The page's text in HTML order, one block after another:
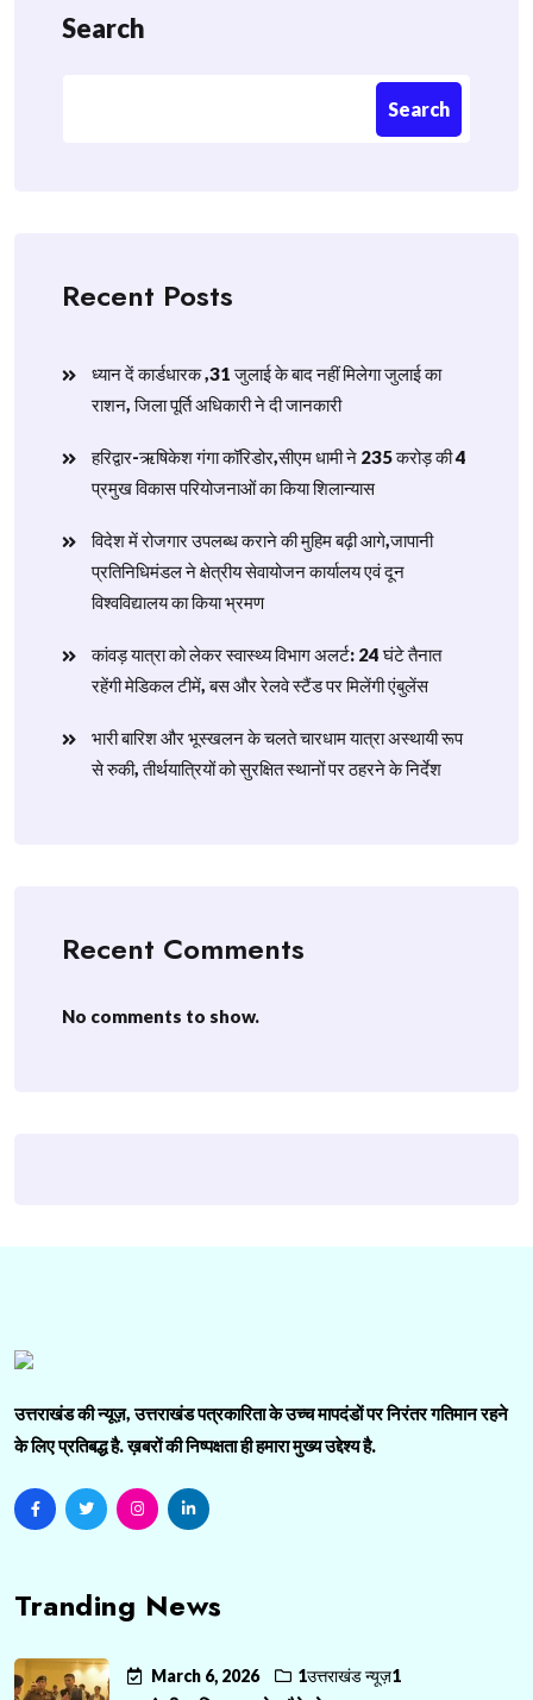
Search
Search
Recent Posts
ध्यान दें कार्डधारक ,31 जुलाई के बाद नहीं मिलेगा जुलाई का
राशन, जिला पूर्ति अधिकारी ने दी जानकारी
हरिद्वार-ऋषिकेश गंगा कॉरिडोर,सीएम धामी ने 235 करोड़ की 4
प्रमुख विकास परियोजनाओं का किया शिलान्यास
विदेश में रोजगार उपलब्ध कराने की मुहिम बढ़ी आगे,जापानी
प्रतिनिधिमंडल ने क्षेत्रीय सेवायोजन कार्यालय एवं दून
विश्वविद्यालय का किया भ्रमण
​कांवड़ यात्रा को लेकर स्वास्थ्य विभाग अलर्ट: 24 घंटे तैनात
रहेंगी मेडिकल टीमें, बस और रेलवे स्टैंड पर मिलेंगी एंबुलेंस
​भारी बारिश और भूस्खलन के चलते चारधाम यात्रा अस्थायी रूप
से रुकी, तीर्थयात्रियों को सुरक्षित स्थानों पर ठहरने के निर्देश
Recent Comments
No comments to show.
उत्तराखंड की न्यूज़, उत्तराखंड पत्रकारिता के उच्च मापदंडों पर निरंतर गतिमान रहने
के लिए प्रतिबद्ध है. ख़बरों की निष्पक्षता ही हमारा मुख्य उद्देश्य है.
Tranding News
March 6, 2026 1उत्तराखंड न्यूज़1